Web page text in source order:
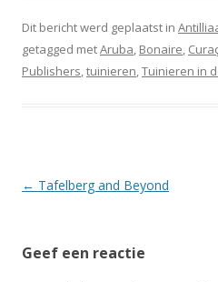
Dit bericht werd geplaatst in
getagged metAruba, Bonaire,
Publishers,tuinieren,Tuinieren in
Berichtnavigatie
← Tafelberg and Beyond
Geef een reactie